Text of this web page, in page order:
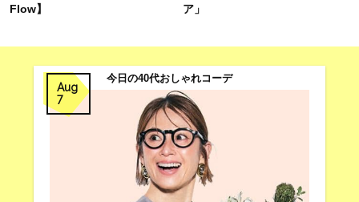
Flow】
ア」
Aug
7
今日の40代おしゃれコーデ